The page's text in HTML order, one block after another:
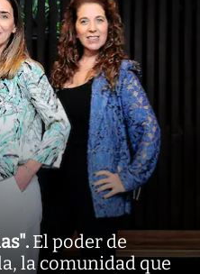
. El poder de
la comunidad que